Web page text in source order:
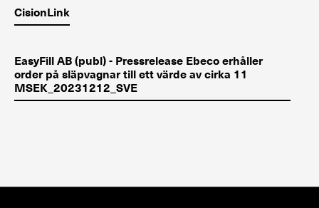
CisionLink
EasyFill AB (publ) - Pressrelease Ebeco erhåller
order på släpvagnar till ett värde av cirka 11
MSEK_20231212_SVE